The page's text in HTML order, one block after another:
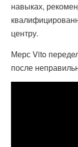
навыках,
центру.
Мерс Vito
после